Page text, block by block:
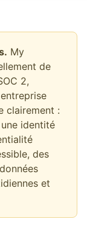
My
de
2,
clairement :
identité
des
et